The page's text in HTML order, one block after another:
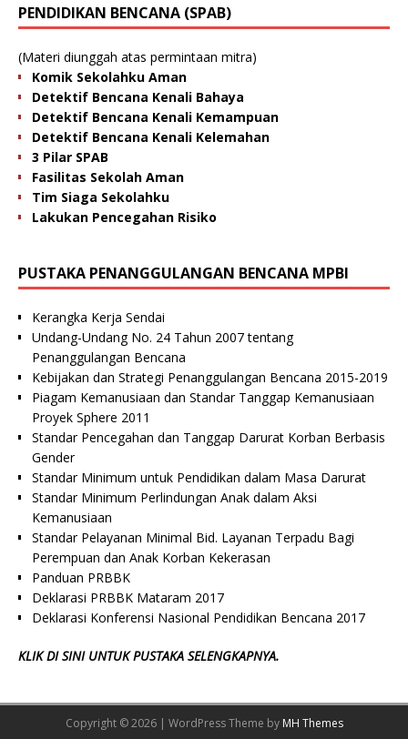
PENDIDIKAN BENCANA (SPAB)
(Materi diunggah atas permintaan mitra)
Komik Sekolahku Aman
Detektif Bencana Kenali Bahaya
Detektif Bencana Kenali Kemampuan
Detektif Bencana Kenali Kelemahan
3 Pilar SPAB
Fasilitas Sekolah Aman
Tim Siaga Sekolahku
Lakukan Pencegahan Risiko
PUSTAKA PENANGGULANGAN BENCANA MPBI
Kerangka Kerja Sendai
Undang-Undang No. 24 Tahun 2007 tentang
Penanggulangan Bencana
Kebijakan dan Strategi Penanggulangan Bencana 2015-2019
Piagam Kemanusiaan dan Standar Tanggap Kemanusiaan
Proyek Sphere 2011
Standar Pencegahan dan Tanggap Darurat Korban Berbasis
Gender
Standar Minimum untuk Pendidikan dalam Masa Darurat
Standar Minimum Perlindungan Anak dalam Aksi
Kemanusiaan
Standar Pelayanan Minimal Bid. Layanan Terpadu Bagi
Perempuan dan Anak Korban Kekerasan
Panduan PRBBK
Deklarasi PRBBK Mataram 2017
Deklarasi Konferensi Nasional Pendidikan Bencana 2017
KLIK DI SINI UNTUK PUSTAKA SELENGKAPNYA.
Copyright © 2026 | WordPress Theme by MH Themes